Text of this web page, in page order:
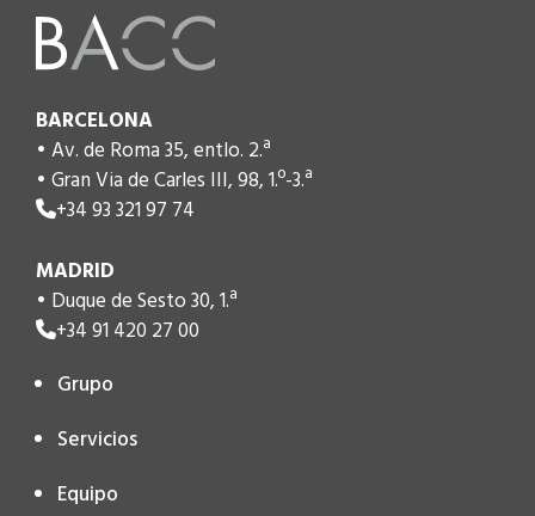
BARCELONA
• Av. de Roma 35, entlo. 2.ª
• Gran Via de Carles III, 98, 1.º-3.ª
+34 93 321 97 74
MADRID
• Duque de Sesto 30, 1.ª
+34 91 420 27 00
Grupo
Servicios
Equipo